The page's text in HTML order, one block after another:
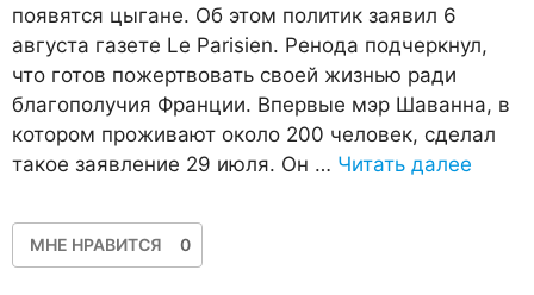
появятся цыгане. Об этом политик заявил 6
августа газете Le Parisien. Ренода подчеркнул,
что готов пожертвовать своей жизнью ради
благополучия Франции. Впервые мэр Шаванна, в
котором проживают около 200 человек, сделал
такое заявление 29 июля. Он … Читать далее
МНЕ НРАВИТСЯ 0